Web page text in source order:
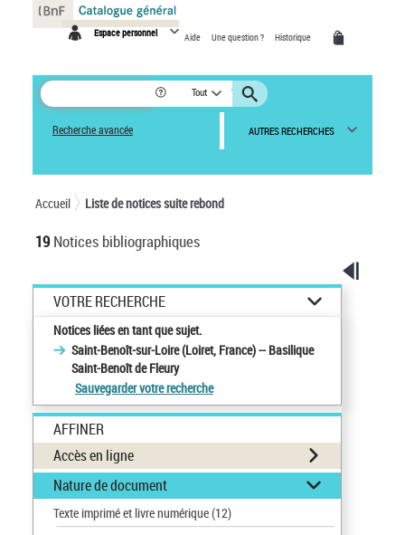
Espace personnel Aide Une question ? Historique
Tout
Recherche avancée AUTRES RECHERCHES
Accueil Liste de notices suite rebond
19Notices bibliographiques
VOTRE RECHERCHE
Notices liées en tant que sujet.
Saint-Benoît-sur-Loire (Loiret, France) -- Basilique
Saint-Benoît de Fleury
Sauvegarder votre recherche
AFFINER
Accès en ligne
Nature de document
Texte imprimé et livre numérique(12)
Panneau de gestion des cookies